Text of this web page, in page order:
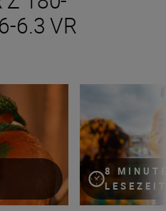
6.3 VR
aus dem neuen
8